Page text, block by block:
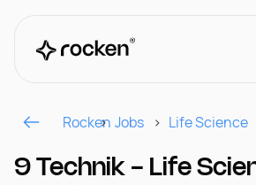
Für Arbeitgeber
Rocken Jobs Life Science
9 Technik - Life